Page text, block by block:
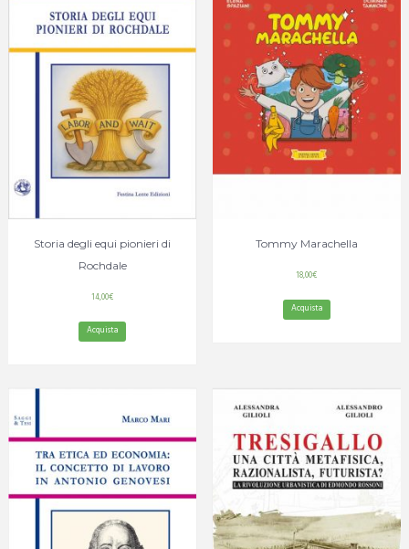
Storia degli equi pionieri di
Rochdale
14,00€
Acquista
Tommy Marachella
18,00€
Acquista